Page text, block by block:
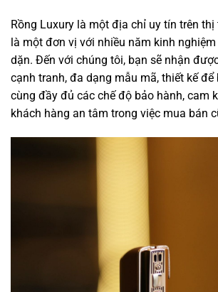
Rồng Luxury là một địa chỉ uy tín trên thị
là một đơn vị với nhiều năm kinh
dặn. Đến với chúng tôi, bạn sẽ nhận
cạnh tranh, đa dạng mẫu mã, thiết kế để
cùng đầy đủ các chế độ bảo hành, cam
khách hàng an tâm trong việc mua bán